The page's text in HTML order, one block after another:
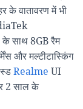
के वातावरण में भी
साथ 8GB रैम
और मल्टीटास्किंग
Realme UI
2 साल के